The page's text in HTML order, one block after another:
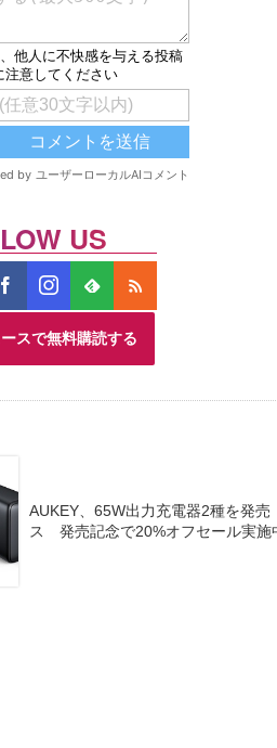
スで無料購読する
US
AUKEY、65W出力充電器2種を発
ス 発売記念で20%オフセール実施